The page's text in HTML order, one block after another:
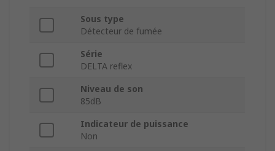
Sous type
Détecteur de fumée
Série
DELTA reflex
Niveau de son
85dB
Indicateur de puissance
Non